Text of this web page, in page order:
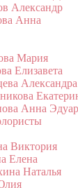
Александр
Анна
Мария
Елизавета
Александра
Анна
Виктория
Елена
Наталья